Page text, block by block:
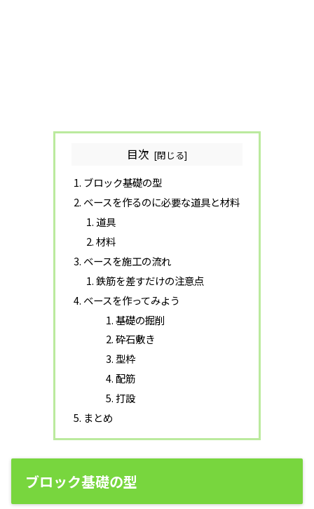
目次
ブロック基礎の型
ベースを作るのに必要な道具と材料
道具
材料
ベースを施工の流れ
鉄筋を差すだけの注意点
ベースを作ってみよう
基礎の掘削
砕石敷き
型枠
配筋
打設
まとめ
ブロック基礎の型